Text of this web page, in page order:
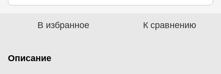
В избранное К сравнению
Описание